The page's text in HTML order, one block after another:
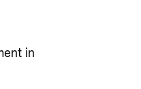
in